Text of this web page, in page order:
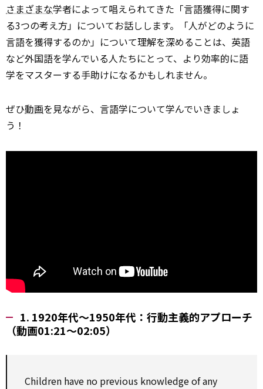
さまざまな学者によって唱えられてきた「言語獲得に関す
る3つの考え方」についてお話しします。「人がどのように
言語を獲得するのか」について理解を深めることは、英語
など外国語を学んでいる人たちにとって、より効率的に語
学をマスターする手助けになるかもしれません。
ぜひ動画を見ながら、言語学について学んでいきましょ
う！
1. 1920年代～1950年代：行動主義的アプローチ
（動画01:21～02:05）
Children have no previous knowledge ofany